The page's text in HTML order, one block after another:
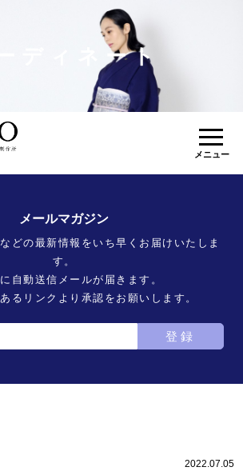
ディネート
メニュー
メールマガジン
どの最新情報をいち早くお届けいたしま
す。
自動送信メールが届きます。
るリンクより承認をお願いします。
登録
2022.07.05